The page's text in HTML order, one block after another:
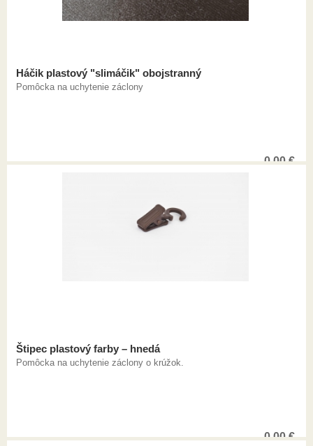
Háčik plastový "slimáčik" obojstranný
Pomôcka na uchytenie záclony
0,00€
Štipec plastový farby – hnedá
Pomôcka na uchytenie záclony o krúžok.
0,00€